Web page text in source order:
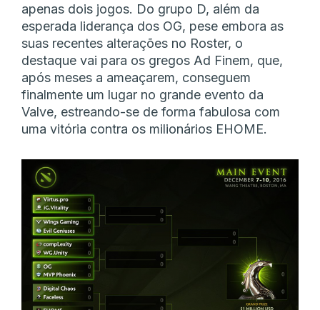
apenas dois jogos. Do grupo D, além da
esperada liderança dos OG, pese embora as
suas recentes alterações no Roster, o
destaque vai para os gregos Ad Finem, que,
após meses a ameaçarem, conseguem
finalmente um lugar no grande evento da
Valve, estreando-se de forma fabulosa com
uma vitória contra os milionários EHOME.